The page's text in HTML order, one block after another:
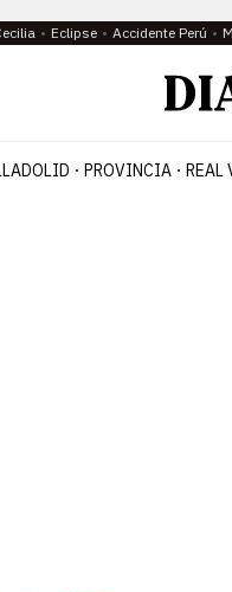
Eclipse Accidente Perú
PROVINCIA REAL